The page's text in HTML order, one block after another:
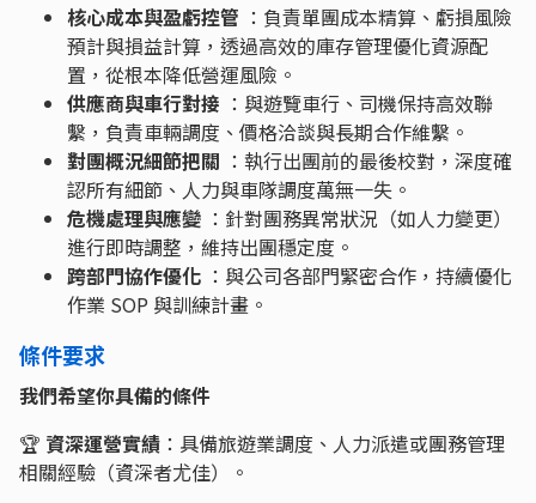
核心成本與盈虧控管 ：負責單團成本精算、虧損風險
預計與損益計算，透過高效的庫存管理優化資源配
置，從根本降低營運風險。
供應商與車行對接 ：與遊覽車行、司機保持高效聯
繫，負責車輛調度、價格洽談與長期合作維繫。
對團概況細節把關 ：執行出團前的最後校對，深度確
認所有細節、人力與車隊調度萬無一失。
危機處理與應變 ：針對團務異常狀況（如人力變更）
進行即時調整，維持出團穩定度。
跨部門協作優化 ：與公司各部門緊密合作，持續優化
作業 SOP 與訓練計畫。
條件要求
我們希望你具備的條件
🏆 資深運營實績 ：具備旅遊業調度、人力派遣或團務管理
相關經驗（資深者尤佳）。